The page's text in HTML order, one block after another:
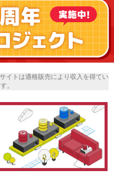
イトは適格販売により収入を得てい
。